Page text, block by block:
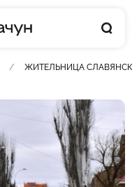
ЖИТЕЛЬНИЦА СЛАВЯНСКА